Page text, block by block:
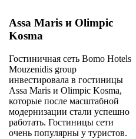
Assa Maris и Olimpic
Kosma
Гостиничная сеть Bomo Hotels
Mouzenidis group
инвестировала в гостиницы
Assa Maris и Olimpic Kosma,
которые после масштабной
модернизации стали успешно
работать. Гостиницы сети
очень популярны у туристов.